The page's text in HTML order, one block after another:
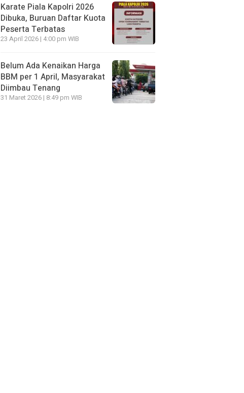
Karate Piala Kapolri 2026
Dibuka, Buruan Daftar Kuota
Peserta Terbatas
23 April 2026 | 4:00 pm WIB
Belum Ada Kenaikan Harga
BBM per 1 April, Masyarakat
Diimbau Tenang
31 Maret 2026 | 8:49 pm WIB